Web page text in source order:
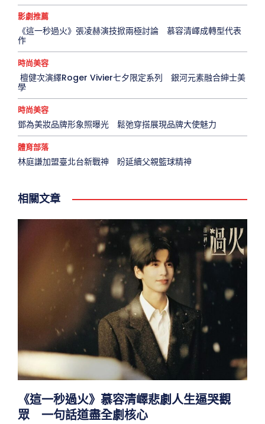
影劇推薦
《這一秒過火》張凌赫演技掀兩極討論 慕容清嶧成轉型代表
作
時尚美容
檀健次演繹Roger Vivier七夕限定系列 銀河元素融合紳士美
學
時尚美容
鄧為美妝品牌形象照曝光 鬆弛穿搭展現品牌大使魅力
體育部落
林庭謙加盟臺北台新戰神 盼延續父親籃球精神
相關文章
《這一秒過火》慕容清嶧悲劇人生逼哭觀
眾 一句話道盡全劇核心